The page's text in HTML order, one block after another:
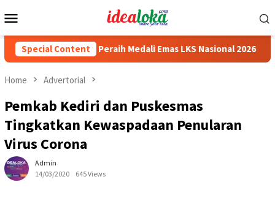
to
Menu
Special Content
Siswa Peraih Medali Emas LKS Nasional 2026 Cabai
Home Advertorial
Pemkab Kediri dan Puskesmas
Tingkatkan Kewaspadaan Penularan
Virus Corona
Admin
14/03/2020
645 Views